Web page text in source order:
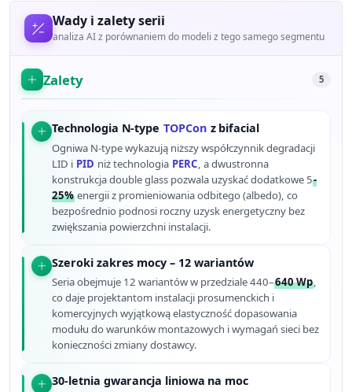
Wady i zalety serii
analiza AI z porównaniem do modeli z tego samego segmentu
Zalety 5
Technologia N-type TOPCon z bifacial
Ogniwa N-type wykazują niższy współczynnik degradacji
LID i PID niż technologia PERC, a dwustronna
konstrukcja double glass pozwala uzyskać dodatkowe 5-
25% energii z promieniowania odbitego (albedo), co
bezpośrednio podnosi roczny uzysk energetyczny bez
zwiększania powierzchni instalacji.
Szeroki zakres mocy – 12 wariantów
Seria obejmuje 12 wariantów w przedziale 440–640 Wp,
co daje projektantom instalacji prosumenckich i
komercyjnych wyjątkową elastyczność dopasowania
modułu do warunków montażowych i wymagań sieci bez
konieczności zmiany dostawcy.
30-letnia gwarancja liniowa na moc